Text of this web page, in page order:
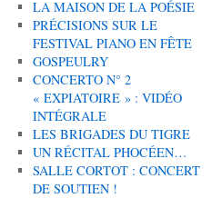
LA MAISON DE LA POÉSIE
PRÉCISIONS SUR LE
FESTIVAL PIANO EN FÊTE
GOSPEULRY
CONCERTO N° 2
« EXPIATOIRE » : VIDÉO
INTÉGRALE
LES BRIGADES DU TIGRE
UN RÉCITAL PHOCÉEN…
SALLE CORTOT : CONCERT
DE SOUTIEN !